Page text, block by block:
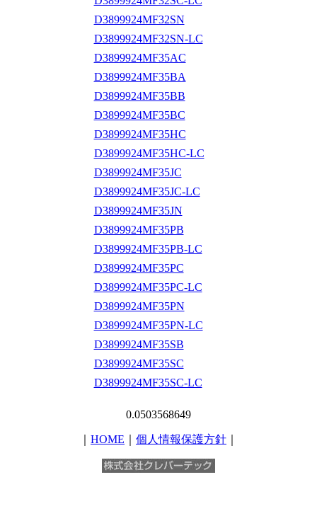
D3899924MF32SN
D3899924MF32SN-LC
D3899924MF35AC
D3899924MF35BA
D3899924MF35BB
D3899924MF35BC
D3899924MF35HC
D3899924MF35HC-LC
D3899924MF35JC
D3899924MF35JC-LC
D3899924MF35JN
D3899924MF35PB
D3899924MF35PB-LC
D3899924MF35PC
D3899924MF35PC-LC
D3899924MF35PN
D3899924MF35PN-LC
D3899924MF35SB
D3899924MF35SC
D3899924MF35SC-LC
0.0503568649
HOME 個人情報保護方針